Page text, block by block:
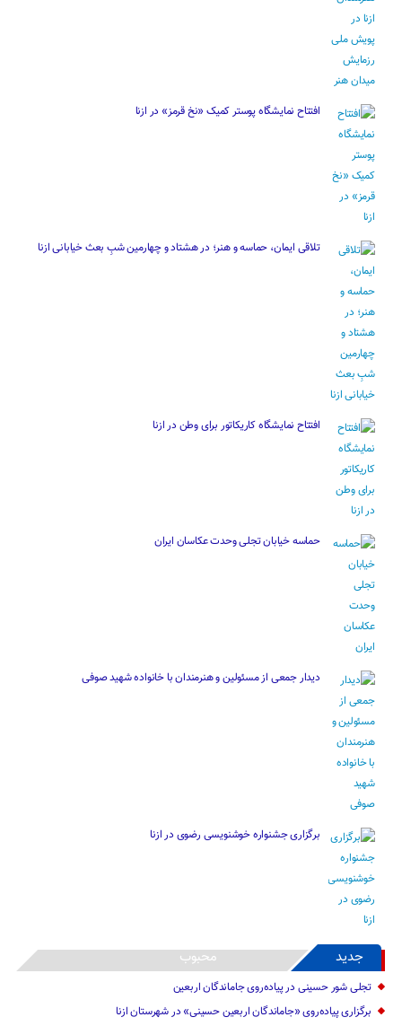
افتتاح نمایشگاه پوستر کمیک «نخ قرمز» در ازنا
تلاقی ایمان، حماسه و هنر؛ در هشتاد و چهارمین شبِ بعث خیابانی ازنا
افتتاح نمایشگاه کاریکاتور برای وطن در ازنا
حماسه خیابان تجلی وحدت عکاسان ایران
دیدار جمعی از مسئولین و هنرمندان با خانواده شهید صوفی
برگزاری جشنواره خوشنویسی رضوی در ازنا
جدید محبوب
تجلی شور حسینی در پیاده‌روی جاماندگان اربعین
برگزاری پیاده‌روی «جاماندگان اربعین حسینی» در شهرستان ازنا